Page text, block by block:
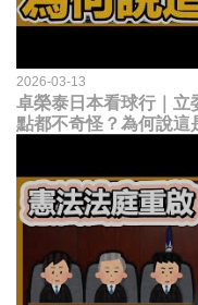
2026-03-13
卓榮泰日本看球行｜立
點都不奇怪？為何說這